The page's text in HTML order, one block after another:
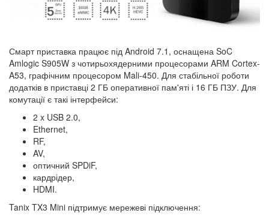
Смарт приставка працює під Android 7.1, оснащена SoC
Amlogic S905W з чотирьохядерними процесорами ARM Cortex-
A53, графічним процесором Mali-450. Для стабільної роботи
додатків в приставці 2 ГБ оперативної пам'яті і 16 ГБ ПЗУ. Для
комутації є такі інтерфейси:
2 x USB 2.0,
Ethernet,
RF,
AV,
оптичний SPDiF,
кардрідер,
HDMI.
Tanix TX3 Mini підтримує мережеві підключення: